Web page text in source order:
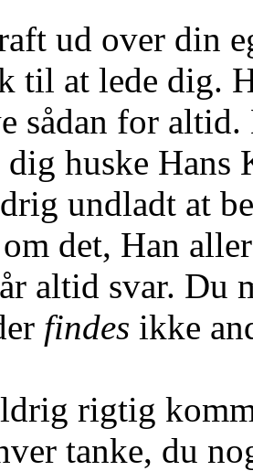
ud over din
til at lede dig.
sådan for altid.
dig huske
undladt at
det, Han
altid svar. Du
findes ikke
rigtig
tanke, du